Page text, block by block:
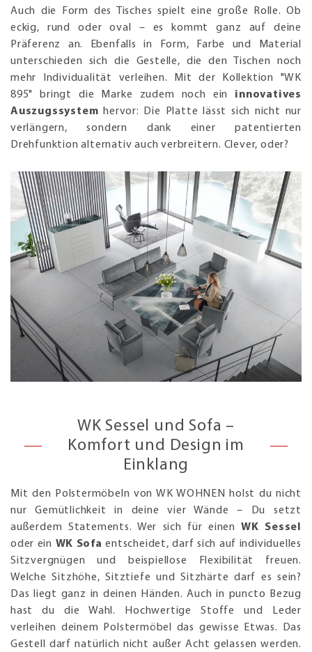
Auch die Form des Tisches spielt eine große Rolle. Ob
eckig, rund oder oval – es kommt ganz auf deine
Präferenz an. Ebenfalls in Form, Farbe und Material
unterschieden sich die Gestelle, die den Tischen noch
mehr Individualität verleihen. Mit der Kollektion "WK
895" bringt die Marke zudem noch ein innovatives
Auszugssystem hervor: Die Platte lässt sich nicht nur
verlängern, sondern dank einer patentierten
Drehfunktion alternativ auch verbreitern. Clever, oder?
WK Sessel und Sofa –
Komfort und Design im
Einklang
Mit den Polstermöbeln von WK WOHNEN holst du nicht
nur Gemütlichkeit in deine vier Wände – Du setzt
außerdem Statements. Wer sich für einenWK Sessel
oder ein WK Sofaentscheidet, darf sich auf individuelles
Sitzvergnügen und beispiellose Flexibilität freuen.
Welche Sitzhöhe, Sitztiefe und Sitzhärte darf es sein?
Das liegt ganz in deinen Händen. Auch in puncto Bezug
hast du die Wahl. Hochwertige Stoffe und Leder
verleihen deinem Polstermöbel das gewisse Etwas. Das
Gestell darf natürlich nicht außer Acht gelassen werden.